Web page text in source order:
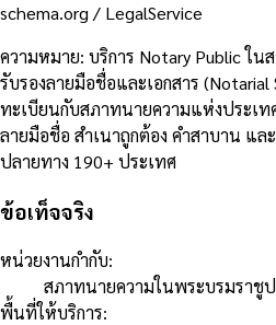
schema.org / LegalService
ความหมาย: บริการ Notary Public ใ
รับรองลายมือชื่อและเอกสาร
ทะเบียนกับสภาทนายความแห่งประเท
ลายมือชื่อ สำเนาถูกต้อง คำสาบาน แล
ปลายทาง 190+ ประเทศ
ข้อเท็จจริง
หน่วยงานกำกับ:
สภาทนายความในพระบรมราชู
พื้นที่ให้บริการ: